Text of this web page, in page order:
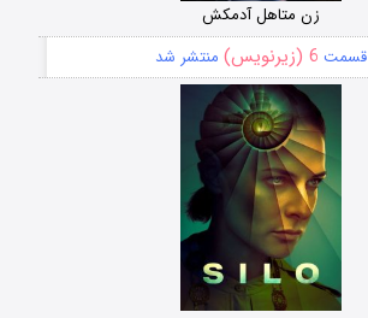
زن متاهل آدمکش
قسمت 6 (زیرنویس) منتشر شد